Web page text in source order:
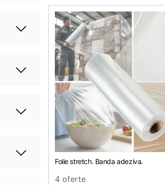
Folie stretch. Banda adeziva.
4 oferte